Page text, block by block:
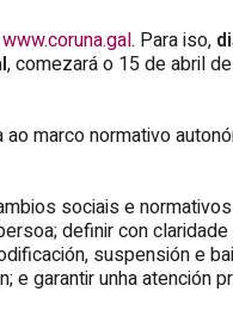
www.coruna.gal. Para iso,
, comezará o 15 de abril
marco normativo
sociais e
definir con
suspensión e
garantir unha atención